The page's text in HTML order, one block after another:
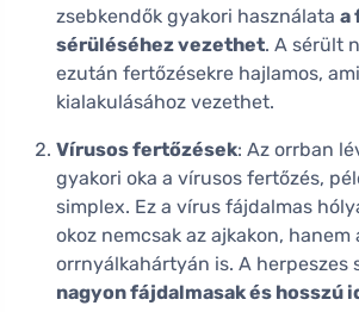
zsebkendők gyakori használata a
sérüléséhez vezethet. A sérült
ezután fertőzésekre hajlamos,
kialakulásához vezethet.
Vírusos fertőzések: Az orrban
gyakori oka a vírusos fertőzés,
simplex. Ez a vírus fájdalmas
okoz nemcsak az ajkakon, hanem
orrnyálkahártyán is. A herpeszes
nagyon fájdalmasak és hosszú